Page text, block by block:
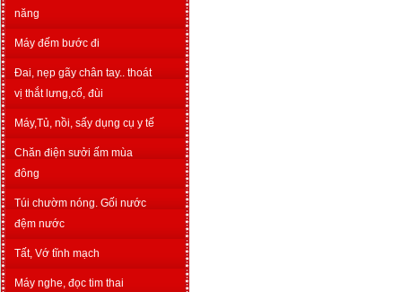
năng
Máy đếm bước đi
Đai, nẹp gãy chân tay.. thoát
vị thắt lưng,cổ, đùi
Máy,Tủ, nồi, sấy dụng cụ y tế
Chăn điện sưởi ấm mùa
đông
Túi chườm nóng. Gối nước
đệm nước
Tất, Vớ tĩnh mạch
Máy nghe, đọc tim thai